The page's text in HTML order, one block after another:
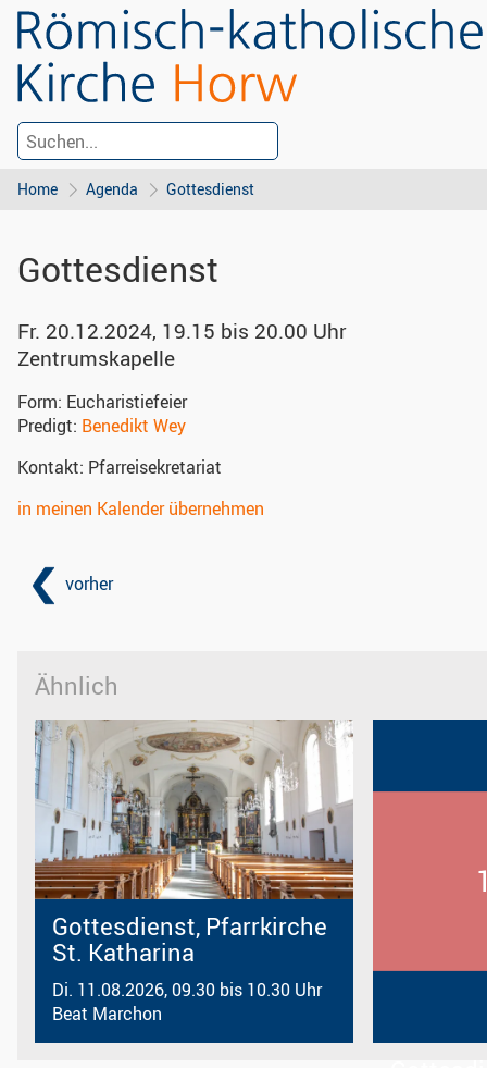
Home Agenda Gottesdienst
Gottesdienst
Fr. 20.12.2024, 19.15 bis 20.00 Uhr
Zentrumskapelle
Form: Eucharistiefeier
Predigt: Benedikt Wey
Kontakt: Pfarreisekretariat
in meinen Kalender übernehmen
vorher
Ähnlich
Gottesdienst, Pfarrkirche
St. Katharina
Di. 11.08.2026, 09.30 bis 10.30 Uhr
Beat Marchon